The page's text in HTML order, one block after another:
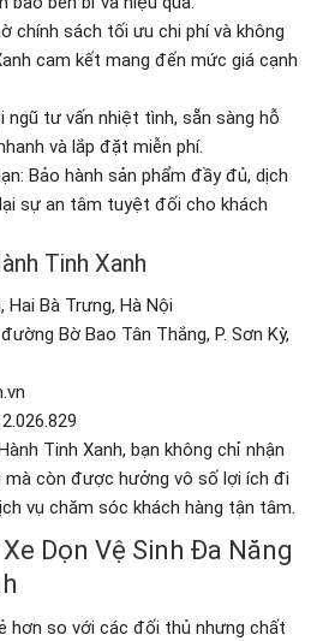
chính sách tối ưu chi phí và không
cam kết mang đến mức giá cạnh
ngũ tư vấn nhiệt tình, sẵn sàng hỗ
và lắp đặt miễn phí.
Bảo hành sản phẩm đầy đủ, dịch
sự an tâm tuyệt đối cho khách
Tinh Xanh
Hai Bà Trưng, Hà Nội
Bờ Bao Tân Thắng, P. Sơn Kỳ,
Tinh Xanh, bạn không chỉ nhận
còn được hưởng vô số lợi ích đi
vụ chăm sóc khách hàng tận tâm.
Dọn Vệ Sinh Đa Năng
hơn so với các đối thủ nhưng chất